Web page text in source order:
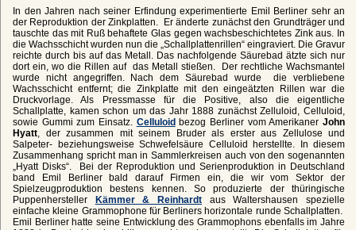
In den Jahren nach seiner Erfindung experimentierte Emil Berliner sehr an
der Reproduktion der Zinkplatten. Er änderte zunächst den Grundträger und
tauschte das mit Ruß behaftete Glas gegen wachsbeschichtetes Zink aus. In
die Wachsschicht wurden nun die „Schallplattenrillen“ eingraviert. Die Gravur
reichte durch bis auf das Metall. Das nachfolgende Säurebad ätzte sich nur
dort ein, wo die Rillen auf das Metall stießen. Der rechtliche Wachsmantel
wurde nicht angegriffen. Nach dem Säurebad wurde die verbliebene
Wachsschicht entfernt; die Zinkplatte mit den eingeätzten Rillen war die
Druckvorlage. Als Pressmasse für die Positive, also die eigentliche
Schallplatte, kamen schon um das Jahr 1888 zunächst Zelluloid, Celluloid,
sowie Gummi zum Einsatz. Celluloidbezog Berliner vom AmerikanerJohn
Hyatt , der zusammen mit seinem Bruder als erster aus Zellulose und
Salpeter- beziehungsweise Schwefelsäure Celluloid herstellte. In diesem
Zusammenhang spricht man in Sammlerkreisen auch von den sogenannten
„Hyatt Disks“. Bei der Reproduktion und Serienproduktion in Deutschland
band Emil Berliner bald darauf Firmen ein, die wir vom Sektor der
Spielzeugproduktion bestens kennen. So produzierte der thüringische
Puppenhersteller Kämmer & Reinhardt aus Waltershausen spezielle
einfache kleine Grammophone für Berliners horizontale runde Schallplatten.
Emil Berliner hatte seine Entwicklung des Grammophons ebenfalls im Jahre